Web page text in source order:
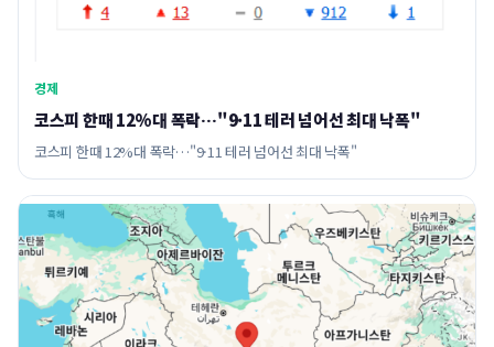
경제
코스피 한때 12%대 폭락…"9·11 테러 넘어선 최대 낙폭"
코스피 한때 12%대 폭락…"9·11 테러 넘어선 최대 낙폭"